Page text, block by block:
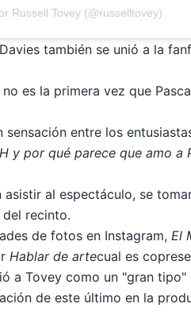
Russell Tovey (@russelltovey)
también se unió a la
es la primera vez que
entre los
y por qué parece que amo a
al espectáculo, se
recinto.
de fotos en Instagram, El
Hablar de artecual es
a Tovey como un "gran
de este último en la